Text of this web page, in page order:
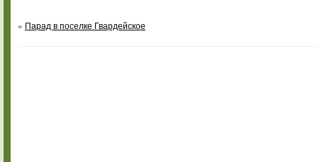
« Парад в поселке Гвардейское